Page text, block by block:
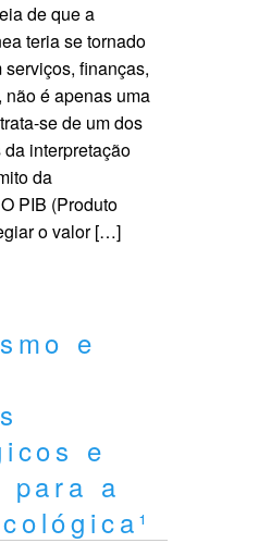
de que a
teria se tornado
serviços, finanças,
é apenas uma
se de um dos
interpretação
da
PIB (Produto
o valor […]
e
e
para a